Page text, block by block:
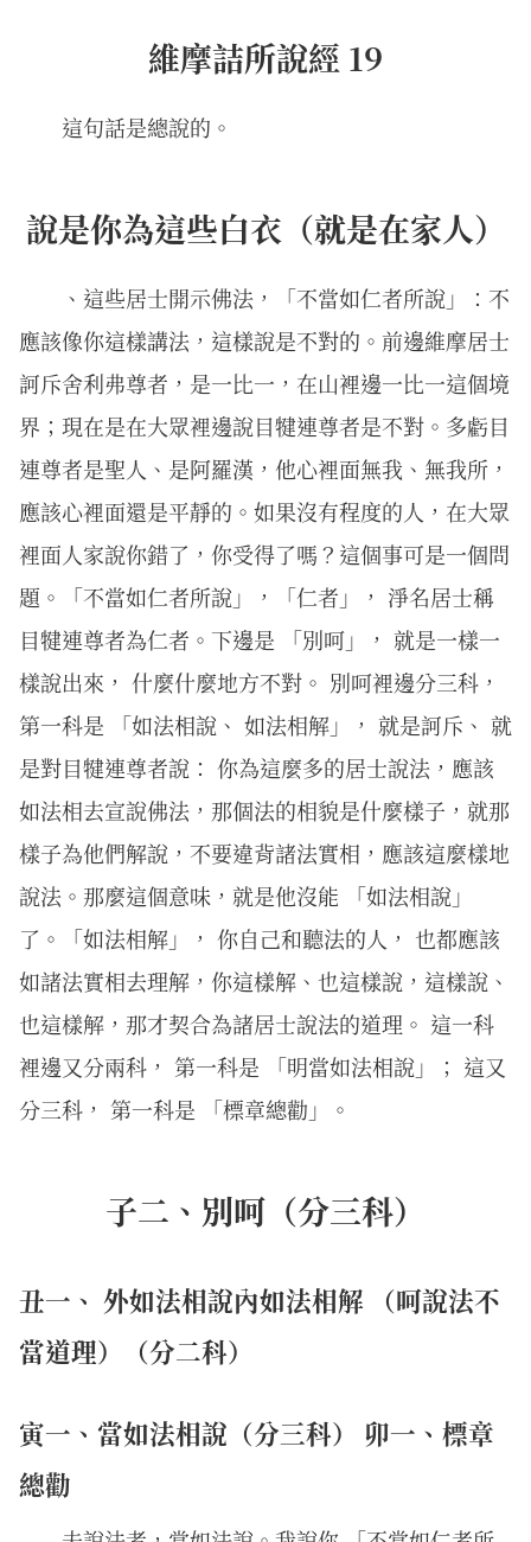
維摩詰所說經 19
這句話是總說的。
說是你為這些白衣（就是在家人）
、這些居士開示佛法，「不當如仁者所說」：不
應該像你這樣講法，這樣說是不對的。前邊維摩居士
訶斥舍利弗尊者，是一比一，在山裡邊一比一這個境
界；現在是在大眾裡邊說目犍連尊者是不對。多虧目
連尊者是聖人、是阿羅漢，他心裡面無我、無我所，
應該心裡面還是平靜的。如果沒有程度的人，在大眾
裡面人家說你錯了，你受得了嗎？這個事可是一個問
題。「不當如仁者所說」，「仁者」， 淨名居士稱
目犍連尊者為仁者。下邊是 「別呵」， 就是一樣一
樣說出來， 什麼什麼地方不對。 別呵裡邊分三科，
第一科是 「如法相說、 如法相解」， 就是訶斥、 就
是對目犍連尊者說： 你為這麼多的居士說法，應該
如法相去宣說佛法，那個法的相貌是什麼樣子，就那
樣子為他們解說，不要違背諸法實相，應該這麼樣地
說法。那麼這個意味，就是他沒能 「如法相說」
了。「如法相解」， 你自己和聽法的人， 也都應該
如諸法實相去理解，你這樣解、也這樣說，這樣說、
也這樣解，那才契合為諸居士說法的道理。 這一科
裡邊又分兩科， 第一科是 「明當如法相說」； 這又
分三科， 第一科是 「標章總勸」。
子二、別呵（分三科）
丑一、 外如法相說內如法相解 （呵說法不
當道理）（分二科）
寅一、當如法相說（分三科） 卯一、標章
總勸